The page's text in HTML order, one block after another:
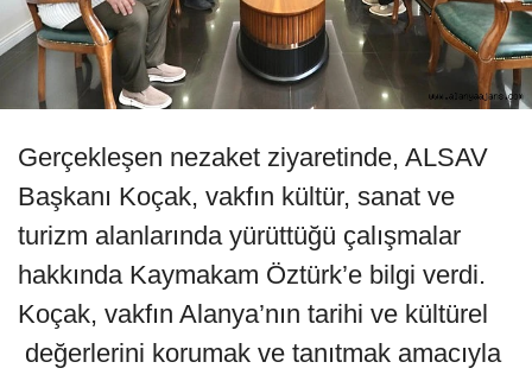
Gerçekleşen nezaket ziyaretinde, ALSAV
Başkanı Koçak, vakfın kültür, sanat ve
turizm alanlarında yürüttüğü çalışmalar
hakkında Kaymakam Öztürk’e bilgi verdi.
Koçak, vakfın Alanya’nın tarihi ve kültürel
değerlerini korumak ve tanıtmak amacıyla